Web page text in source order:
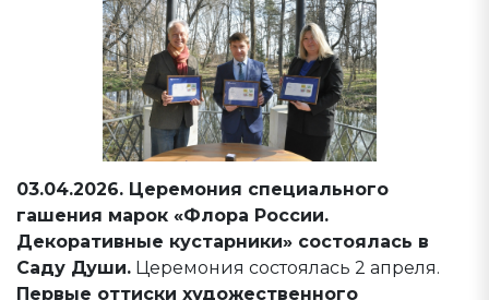
03.04.2026. Церемония специального
гашения марок «Флора России.
Декоративные кустарники» состоялась в
Саду Души. Церемония состоялась 2 апреля.
Первые оттиски художественного